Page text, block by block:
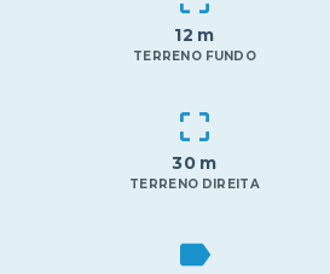
12 m
TERRENO FUNDO
30 m
TERRENO DIREITA